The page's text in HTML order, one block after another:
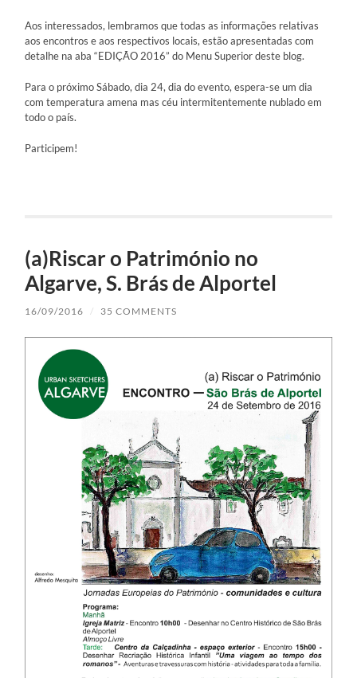
Aos interessados, lembramos que todas as informações relativas
aos encontros e aos respectivos locais, estão apresentadas com
detalhe na aba “EDIÇÃO 2016” do Menu Superior deste blog.
Para o próximo Sábado, dia 24, dia do evento, espera-se um dia
com temperatura amena mas céu intermitentemente nublado em
todo o país.
Participem!
(a)Riscar o Património no
Algarve, S. Brás de Alportel
16/09/2016 / 35 COMMENTS